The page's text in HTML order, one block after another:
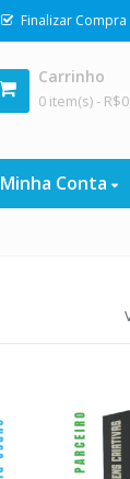
Finalizar Compra
Carrinho
0 item(s) - R$
Minha Conta